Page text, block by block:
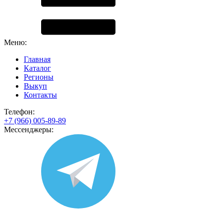
Меню:
Главная
Каталог
Регионы
Выкуп
Контакты
Телефон:
+7 (966) 005-89-89
Мессенджеры: